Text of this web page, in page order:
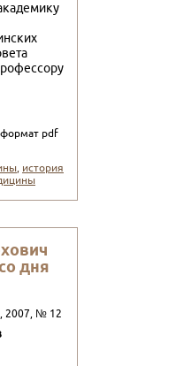
формат pdf
, история
дня
2007, № 12